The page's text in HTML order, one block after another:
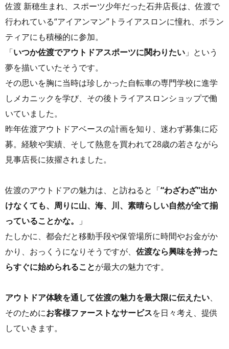
佐渡 新穂生まれ、スポーツ少年だった石井店長は、佐渡で
行われている“アイアンマン”トライアスロンに憧れ、ボラン
ティアにも積極的に参加。
「いつか佐渡でアウトドアスポーツに関わりたい 」という
夢を描いていたそうです。
その思いを胸に当時は珍しかった自転車の専門学校に進学
しメカニックを学び、その後トライアスロンショップで働
いていました。
昨年佐渡アウトドアベースの計画を知り、迷わず募集に応
募。経験や実績、そして熱意を買われて28歳の若さながら
見事店長に抜擢されました。
佐渡のアウトドアの魅力は、と訪ねると「“わざわざ”出か
けなくても、周りに山、海、川、素晴らしい自然が全て揃
っていることかな。
」
たしかに、都会だと移動手段や保管場所に時間やお金がか
かり、おっくうになりそうですが、 佐渡なら興味を持った
らすぐに始められることが最大の魅力です。
アウトドア体験を通して佐渡の魅力を最大限に伝えたい、
そのためにお客様ファーストなサービスを日々考え、提供
していきます。